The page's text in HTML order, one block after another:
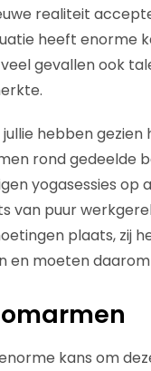
realiteit
heeft enorme
gevallen ook
hebben
rond gedeelde
yogasessies op
van puur
plaats, zij
en moeten
kans om